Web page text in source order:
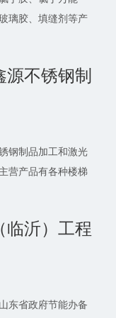
璃胶、填缝剂等产
品牌：顾家、美
、实力和产品质量
观、指导和业务洽
不锈钢制
钢制品加工和激光
营产品有各种楼梯
名牌、公交车站
，激光切割等，承
临沂）工程
东省政府节能办备